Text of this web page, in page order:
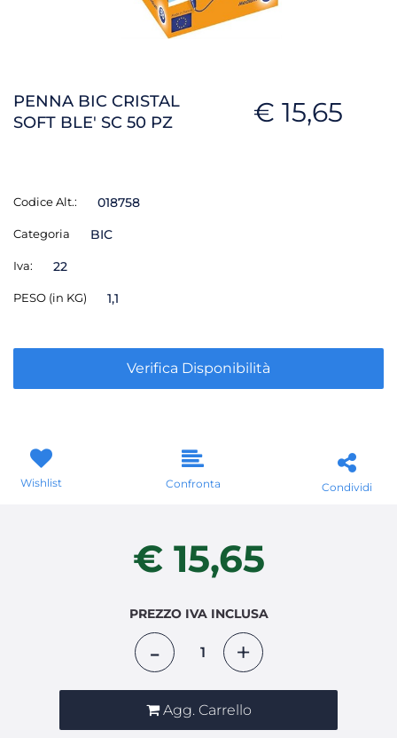
PENNA BIC CRISTAL
SOFT BLE' SC 50 PZ
€ 15,65
Codice Alt.: 018758
Categoria BIC
Iva: 22
PESO (in KG) 1,1
Verifica Disponibilità
Wishlist Confronta Condividi
€ 15,65
PREZZO IVA INCLUSA
Agg. Carrello